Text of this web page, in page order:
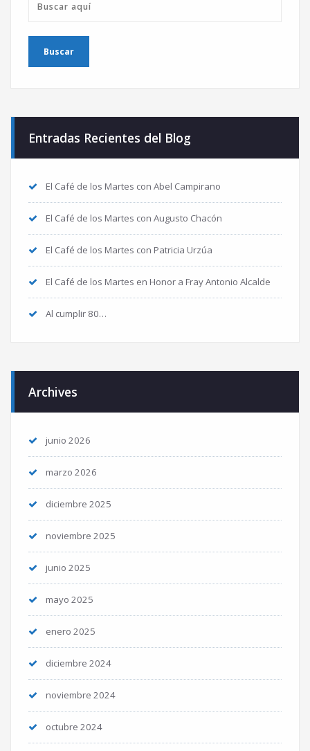
Entradas Recientes del Blog
El Café de los Martes con Abel Campirano
El Café de los Martes con Augusto Chacón
El Café de los Martes con Patricia Urzúa
El Café de los Martes en Honor a Fray Antonio Alcalde
Al cumplir 80…
Archives
junio 2026
marzo 2026
diciembre 2025
noviembre 2025
junio 2025
mayo 2025
enero 2025
diciembre 2024
noviembre 2024
octubre 2024